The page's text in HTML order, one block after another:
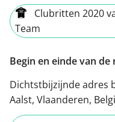
Clubritten 2020
Team
Begin en einde van de
Dichtstbijzijnde adres
Aalst, Vlaanderen,